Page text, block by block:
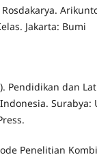
Jakarta: Bumi
Pendidikan dan
Surabya:
Penelitian